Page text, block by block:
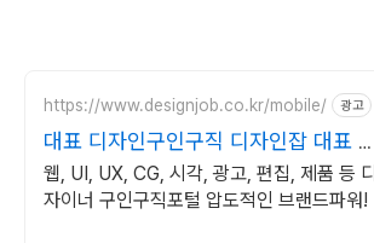
https://www.designjob.co.kr/mobile/ 광고
대표 디자인구인구직 디자인잡 대표 디
자인 취업포털
웹, UI, UX, CG, 시각, 광고, 편집, 제품 등 디
자이너 구인구직포털 압도적인 브랜드파워!